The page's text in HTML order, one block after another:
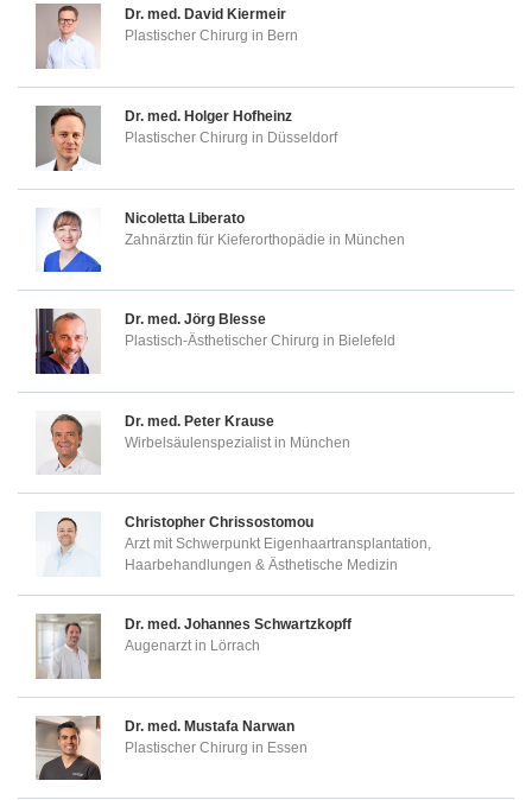
Dr. med. David Kiermeir
Plastischer Chirurg in Bern
Dr. med. Holger Hofheinz
Plastischer Chirurg in Düsseldorf
Nicoletta Liberato
Zahnärztin für Kieferorthopädie in München
Dr. med. Jörg Blesse
Plastisch-Ästhetischer Chirurg in Bielefeld
Dr. med. Peter Krause
Wirbelsäulenspezialist in München
Christopher Chrissostomou
Arzt mit Schwerpunkt Eigenhaartransplantation,
Haarbehandlungen & Ästhetische Medizin
Dr. med. Johannes Schwartzkopff
Augenarzt in Lörrach
Dr. med. Mustafa Narwan
Plastischer Chirurg in Essen